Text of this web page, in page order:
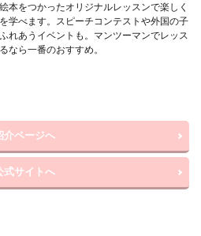
本をつかったオリジナルレッスンで楽しく
学べます。スピーチコンテストや外国の子
れあうイベントも。マンツーマンでレッス
なら一番のおすすめ。
介ページへ
式サイトへ